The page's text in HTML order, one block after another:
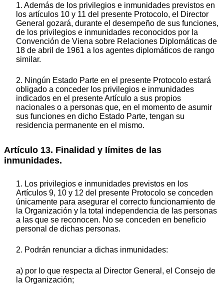
1. Además de Ios privilegios e inmunidades previstos en
los artículos 10 y 11 del presente Protocolo, el Director
General gozará, durante el desempeño de sus funciones,
de los privilegios e inmunidades reconocidos por la
Convención de Viena sobre Relaciones Diplomáticas de
18 de abril de 1961 a los agentes diplomáticos de rango
similar.
2. Ningún Estado Parte en el presente Protocolo estará
obligado a conceder los privilegios e inmunidades
indicados en el presente Artículo a sus propios
nacionales o a personas que, en el momento de asumir
sus funciones en dicho Estado Parte, tengan su
residencia permanente en el mismo.
Artículo 13. Finalidad y Iímites de las
inmunidades.
1. Los privilegios e inmunidades previstos en los
Artículos 9, 10 y 12 del presente Protocolo se conceden
únicamente para asegurar el correcto funcionamiento de
la Organización y la total independencia de las personas
a las que se reconocen. No se conceden en beneficio
personal de dichas personas.
2. Podrán renunciar a dichas inmunidades:
a) por lo que respecta al Director General, el Consejo de
la Organización;